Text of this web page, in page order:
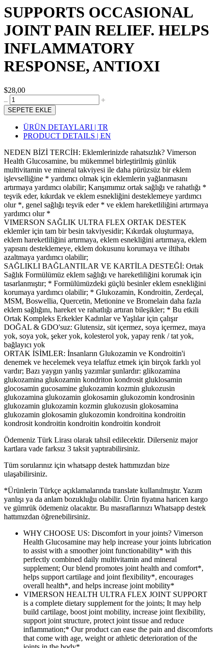
SUPPORTS OCCASIONAL
JOINT PAIN RELIEF. HELPS
INFLAMMATORY
RESPONSE, ANTIOXI
$28,00
SEPETE EKLE
ÜRÜN DETAYLARI | TR
PRODUCT DETAILS | EN
NEDEN BİZİ TERCİH: Eklemlerinizde rahatsızlık? Vimerson
Health Glucosamine, bu mükemmel birleştirilmiş günlük
multivitamin ve mineral takviyesi ile daha pürüzsüz bir eklem
işlevselliğine * yardımcı olmak için eklemlerin yağlanmasını
artırmaya yardımcı olabilir; Karışımımız ortak sağlığı ve rahatlığı *
teşvik eder, kıkırdak ve eklem esnekliğini desteklemeye yardımcı
olur *, genel sağlığı teşvik eder * ve eklem hareketliliğini artırmaya
yardımcı olur *
VIMERSON SAĞLIK ULTRA FLEX ORTAK DESTEK
eklemler için tam bir besin takviyesidir; Kıkırdak oluşturmaya,
eklem hareketliliğini artırmaya, eklem esnekliğini artırmaya, eklem
yapısını desteklemeye, eklem dokusunu korumaya ve iltihabı
azaltmaya yardımcı olabilir;
SAĞLIKLI BAĞLANTILAR VE KARTİLA DESTEĞİ: Ortak
Sağlık Formülümüz eklem sağlığı ve hareketliliğini korumak için
tasarlanmıştır; * Formülümüzdeki güçlü besinler eklem esnekliğini
korumaya yardımcı olabilir; * Glukozamin, Kondroitin, Zerdeçal,
MSM, Boswellia, Quercetin, Metionine ve Bromelain daha fazla
eklem sağlığını, hareket ve rahatlığı artıran bileşikler; * Bu etkili
Ortak Kompleks Erkekler Kadınlar ve Yaşlılar için çalışır
DOĞAL & GDO'suz: Glutensiz, süt içermez, soya içermez, maya
yok, soya yok, şeker yok, kolesterol yok, yapay renk / tat yok,
bağlayıcı yok
ORTAK İSİMLER: İnsanların Glukozamin ve Kondroitin'i
denemek ve hecelemek veya telaffuz etmek için birçok farklı yol
vardır; Bazı yaygın yanlış yazımlar şunlardır: glikozamina
glukozamina glukozamin kondriton kondrosit gluklosamin
glocosamin gucosamine glukozamin kozmin glukozusin
glukozamina glukozamin glokosamin glukozomin kondrosinin
glukozamin glukozamin kozmin glukozusin glokosamina
glukozamin glokosamin glukozomin kondroitina kondroitin
kondrosit kondroitin kondroitin kondroitin kondroit
Ödemeniz Türk Lirası olarak tahsil edilecektir. Dilerseniz major
kartlara vade farksız 3 taksit yaptırabilirsiniz.
Tüm sorularınız için whatsapp destek hattımızdan bize
ulaşabilirsiniz.
*Ürünlerin Türkçe açıklamalarında translate kullanılmıştır. Yazım
yanlışı ya da anlam bozukluğu olabilir. Ürün fiyatına haricen kargo
ve gümrük ödemeniz olacaktır. Bu masraflarınızı Whatsapp destek
hattımızdan öğrenebilirsiniz.
WHY CHOOSE US: Discomfort in your joints? Vimerson
Health Glucosamine may help increase your joints lubrication
to assist with a smoother joint functionability* with this
perfectly combined daily multivitamin and mineral
supplement; Our blend promotes joint health and comfort*,
helps support cartilage and joint flexibility*, encourages
overall health*, and helps increase joint mobility*
VIMERSON HEALTH ULTRA FLEX JOINT SUPPORT
is a complete dietary supplement for the joints; It may help
build cartilage, boost joint mobility, increase joint flexibility,
support joint structure, protect joint tissue and reduce
inflammation;* Our product can ease the pain and discomforts
that come with age, weight or athletic deterioration of the